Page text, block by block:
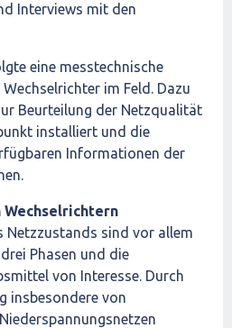
Interviews mit den
eine messtechnische
im Feld. Dazu
Beurteilung der Netzqualität
installiert und die
Informationen der
Netzzustands sind vor allem
Phasen und die
von Interesse. Durch
insbesondere von